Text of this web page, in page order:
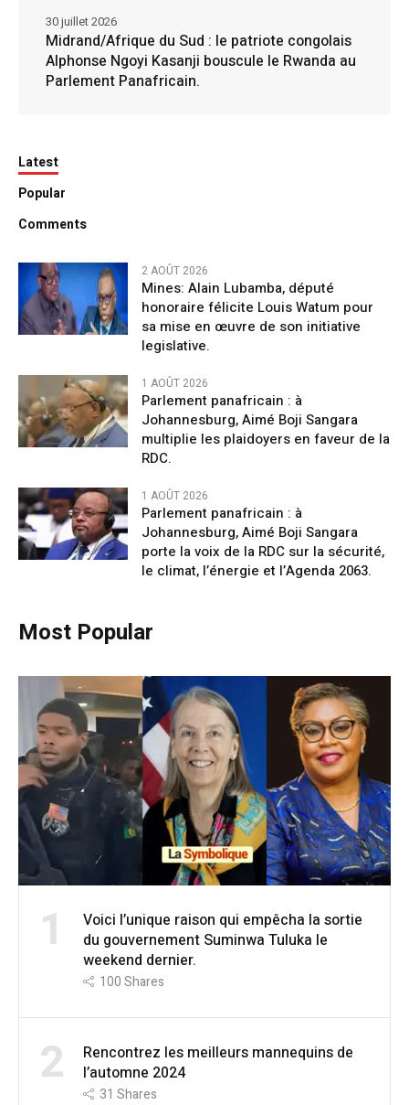
Midrand/Afrique du Sud : le patriote congolais
Alphonse Ngoyi Kasanji bouscule le Rwanda au
Parlement Panafricain.
30 juillet 2026
Latest
Popular
Comments
2 AOÛT 2026
Mines: Alain Lubamba, député
honoraire félicite Louis Watum pour
sa mise en œuvre de son initiative
legislative.
1 AOÛT 2026
Parlement panafricain : à
Johannesburg, Aimé Boji Sangara
multiplie les plaidoyers en faveur de la
RDC.
1 AOÛT 2026
Parlement panafricain : à
Johannesburg, Aimé Boji Sangara
porte la voix de la RDC sur la sécurité,
le climat, l’énergie et l’Agenda 2063.
Most Popular
1
Voici l’unique raison qui empêcha la sortie
du gouvernement Suminwa Tuluka le
weekend dernier.
100Shares
2
Rencontrez les meilleurs mannequins de
l’automne 2024
31 Shares